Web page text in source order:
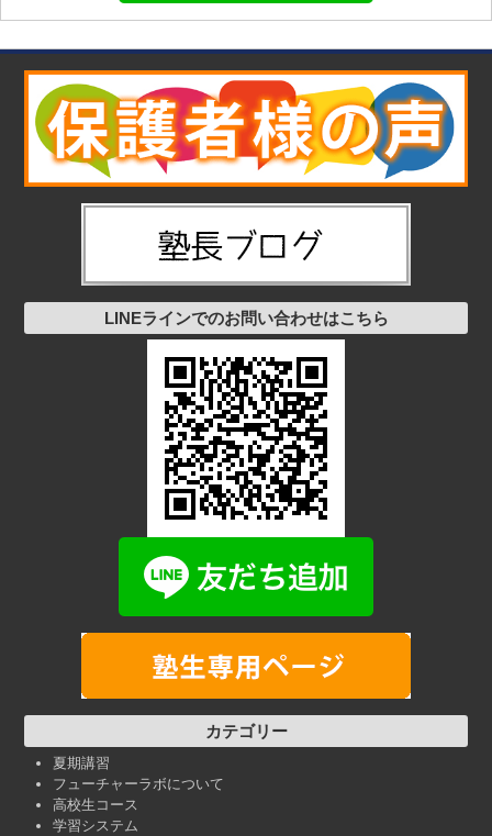
LINEラインでのお問い合わせはこちら
カテゴリー
夏期講習
フューチャーラボについて
高校生コース
学習システム